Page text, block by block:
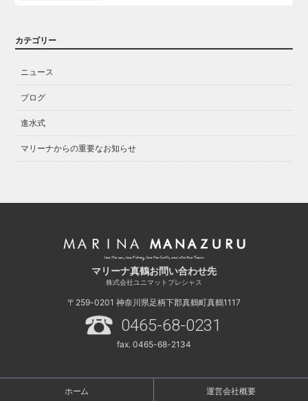
カテゴリー
ニュース
ブログ
進水式
マリーナからの重要なお知らせ
マリーナ真鶴お問い合わせ先
株式会社ユニマットプレシャス
〒259-0201 神奈川県足柄下郡真鶴町真鶴1117
0465-68-0231
fax. 0465-68-2134
ホーム 運営会社概要